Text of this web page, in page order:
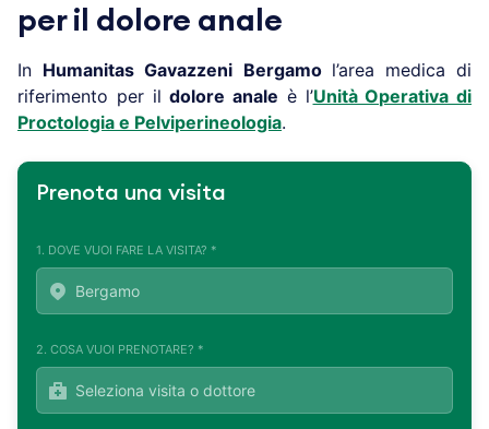
per il dolore anale
In Humanitas Gavazzeni Bergamo l’area medica di
riferimento per ildolore anale è l’Unità Operativa di
Proctologia e Pelviperineologia.
Prenota una visita
1. DOVE VUOI FARE LA VISITA? *
2. COSA VUOI PRENOTARE? *